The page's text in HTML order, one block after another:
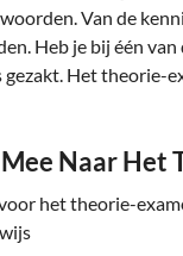
Van de
Heb je bij één
gezakt. Het theorie-
Naar Het
het theorie-